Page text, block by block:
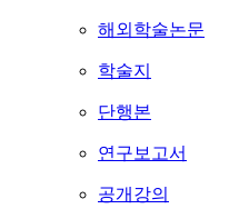
해외학술논문
학술지
단행본
연구보고서
공개강의